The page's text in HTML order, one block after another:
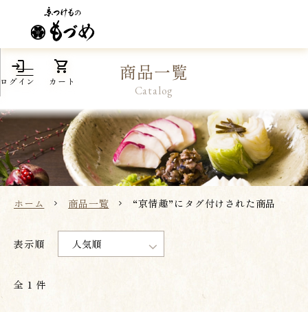
login
ログイン
shopping_cart
カート 商品一覧
Catalog
ホーム 商品一覧 “京情趣”にタグ付けされた商品
全 1 件